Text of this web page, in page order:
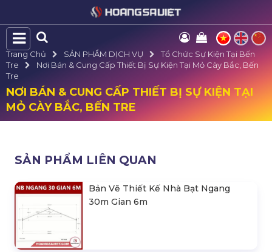
Trang Chủ SẢN PHẨM DỊCH VỤ
Tổ Chức Sự Kiện Tại Bến
Tre
Nơi Bán & Cung Cấp Thiết Bị Sự Kiện Tại Mỏ Cày Bắc, Bến
Tre
NƠI BÁN & CUNG CẤP THIẾT BỊ SỰ KIỆN TẠI
MỎ CÀY BẮC, BẾN TRE
SẢN PHẨM LIÊN QUAN
Bản Vẽ Thiết Kế Nhà Bạt Ngang
30m Gian 6m